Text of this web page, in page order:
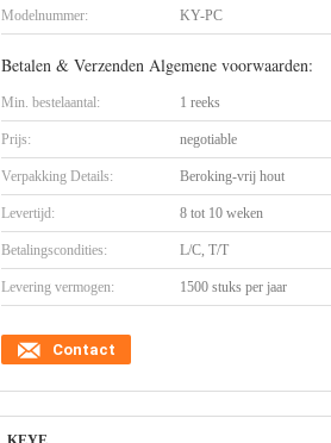
Modelnummer: KY-PC
Betalen & Verzenden Algemene voorwaarden:
Min. bestelaantal: 1 reeks
Prijs: negotiable
Verpakking Details: Beroking-vrij hout
Levertijd: 8 tot 10 weken
Betalingscondities: L/C, T/T
Levering vermogen: 1500 stuks per jaar
Contact